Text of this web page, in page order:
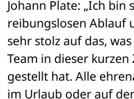
Johann Plate: „Ich
reibungslosen Ablauf
sehr stolz auf das,
Team in dieser
gestellt hat. Alle
im Urlaub oder auf